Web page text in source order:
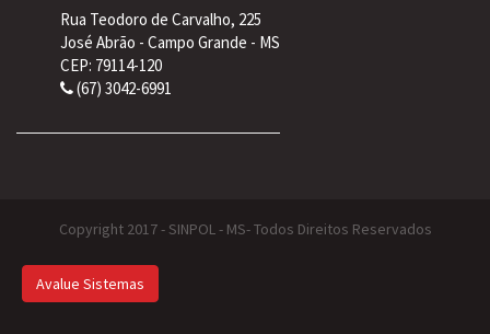
Rua Teodoro de Carvalho, 225
José Abrão - Campo Grande - MS
CEP: 79114-120
(67) 3042-6991
Copyright 2017 - SINPOL - MS- Todos Direitos Reservados
Avalue Sistemas